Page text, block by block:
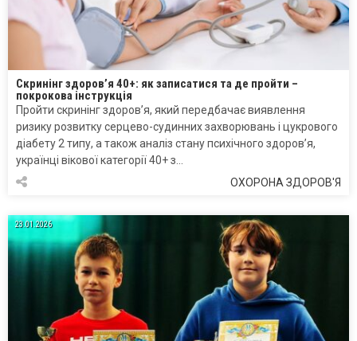
Скринінг здоров’я 40+: як записатися та де пройти –
покрокова інструкція
Пройти скринінг здоров’я, який передбачає виявлення
ризику розвитку серцево-судинних захворювань і цукрового
діабету 2 типу, а також аналіз стану психічного здоров’я,
українці вікової категорії 40+ з…
ОХОРОНА ЗДОРОВ'Я
23.01.2026